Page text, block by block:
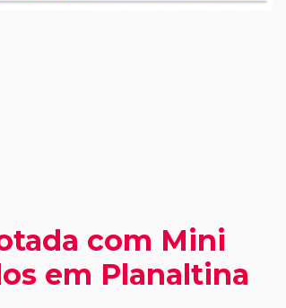
com Mini
em Planaltina